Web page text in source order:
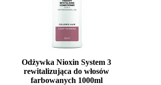
Odżywka Nioxin System 3
rewitalizująca do włosów
farbowanych 1000ml